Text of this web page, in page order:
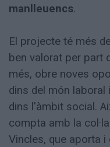
manlleuencs.
El projecte té més
ben valorat per part
més, obre noves
dins del món
dins l'àmbit social.
compta amb la
Vincles, que aporta